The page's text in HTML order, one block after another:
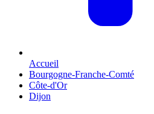
Accueil
Bourgogne-Franche-Comté
Côte-d'Or
Dijon